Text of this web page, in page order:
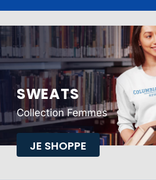
SWEATS
Collection Femmes
JE SHOPPE